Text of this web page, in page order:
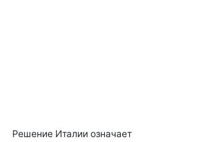
Решение Италии означает